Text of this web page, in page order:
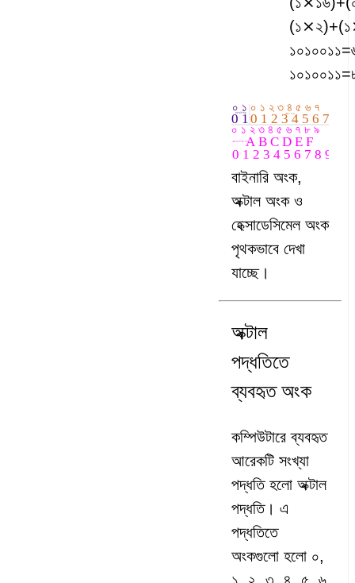
১০১০০১১
১০১০০১১
বাইনারি অংক,
অক্টাল অংক ও
হেক্সাডেসিমেল অংক
পৃথকভাবে দেখা
যাচ্ছে।
অক্টাল
পদ্ধতিতে
ব্যবহৃত অংক
কম্পিউটারে ব্যবহৃত
আরেকটি সংখ্যা
পদ্ধতি হলো অক্টাল
পদ্ধতি। এ
পদ্ধতিতে
অংকগুলো হলো ০,